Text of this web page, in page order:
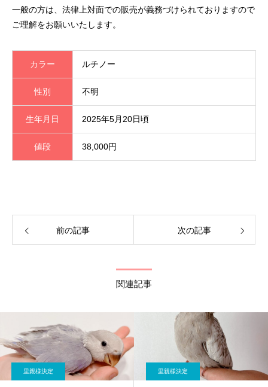
一般の方は、法律上対面での販売が義務づけられておりますので
ご理解をお願いいたします。
カラー ルチノー
性別 不明
生年月日 2025年5月20日頃
値段 38,000円
前の記事 次の記事
関連記事
里親様決定 里親様決定